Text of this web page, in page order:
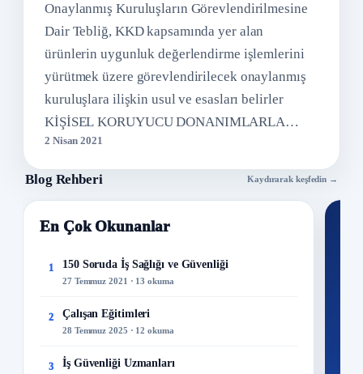
Onaylanmış Kuruluşların Görevlendirilmesine
Dair Tebliğ, KKD kapsamında yer alan
ürünlerin uygunluk değerlendirme işlemlerini
yürütmek üzere görevlendirilecek onaylanmış
kuruluşlara ilişkin usul ve esasları belirler
KİŞİSEL KORUYUCU DONANIMLARLA…
2 Nisan 2021
Blog Rehberi Kaydırarak keşfedin →
En Çok Okunanlar
1 150 Soruda İş Sağlığı ve Güvenliği
27 Temmuz 2021 · 13 okuma
2 Çalışan Eğitimleri
28 Temmuz 2025 · 12 okuma
3 İş Güvenliği Uzmanları